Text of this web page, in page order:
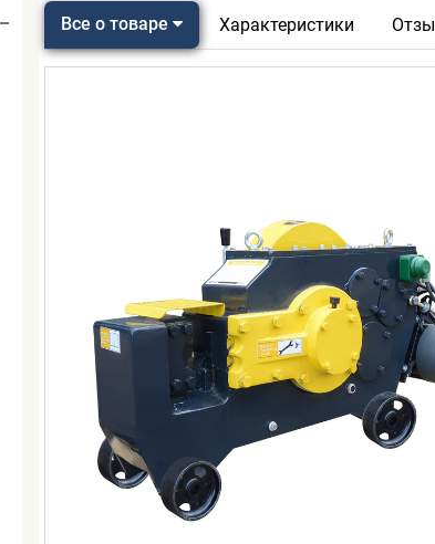
Все о товаре Характеристики